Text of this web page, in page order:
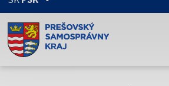
Doména psk.sk je oficiálna
Toto je oficiálna webová stránka